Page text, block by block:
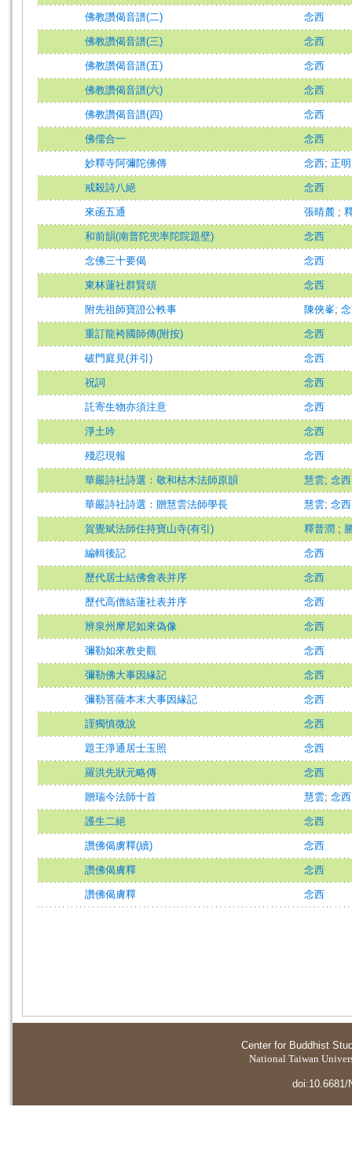
佛教讚偈音譜(二) 念西
佛教讚偈音譜(三) 念西
佛教讚偈音譜(五) 念西
佛教讚偈音譜(六) 念西
佛教讚偈音譜(四) 念西
佛儒合一 念西
妙釋寺阿彌陀佛傳 念西; 正明
戒殺詩八絕 念西
來函五通 張晴麓 ;
和前韻(南普陀兜率陀院題壁) 念西
念佛三十要偈 念西
東林蓮社群賢頌 念西
附先祖師寶證公軼事 陳俠峯;
重訂龍袴國師傳(附按) 念西
破門庭見(并引) 念西
祝詞 念西
託寄生物亦須注意 念西
淨土吟 念西
殘忍現報 念西
華嚴詩社詩選：敬和枯木法師原韻 慧雲; 念西
華嚴詩社詩選：贈慧雲法師學長 慧雲; 念西
賀覺斌法師住持寶山寺(有引) 釋普潤 ;
編輯後記 念西
歷代居士結佛會表并序 念西
歷代高僧結蓮社表并序 念西
辨泉州摩尼如來偽像 念西
彌勒如來教史觀 念西
彌勒佛大事因緣記 念西
彌勒菩薩本末大事因緣記 念西
謹獨慎微說 念西
題王淨通居士玉照 念西
羅洪先狀元略傳 念西
贈瑞今法師十首 慧雲; 念西
護生二絕 念西
讚佛偈虜釋(續) 念西
讚佛偈膚釋 念西
讚佛偈膚釋 念西
Center for Buddhist
National Taiwan
doi:10.6681/